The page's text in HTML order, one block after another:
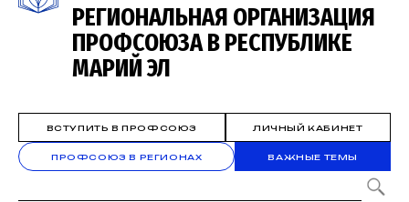
РЕГИОНАЛЬНАЯ ОРГАНИЗАЦИЯ
ПРОФСОЮЗА В РЕСПУБЛИКЕ
МАРИЙ ЭЛ
ВСТУПИТЬ В ПРОФСОЮЗ ЛИЧНЫЙ КАБИНЕТ
ПРОФСОЮЗ В РЕГИОНАХ ВАЖНЫЕ ТЕМЫ